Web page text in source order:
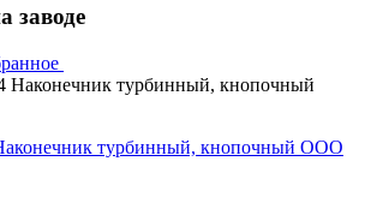
заводе
турбинный, кнопочный ООО